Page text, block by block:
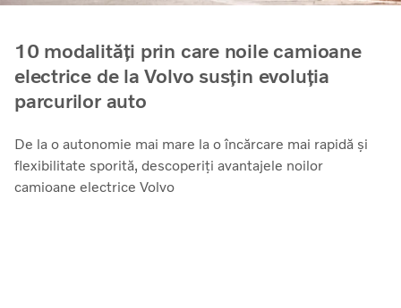
10 modalități prin care noile camioane
electrice de la Volvo susțin evoluția
parcurilor auto
De la o autonomie mai mare la o încărcare mai rapidă și
flexibilitate sporită, descoperiți avantajele noilor
camioane electrice Volvo